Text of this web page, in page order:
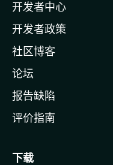
主
页
开发者中心
开发者政策
社区博客
论坛
报告缺陷
评价指南
下载